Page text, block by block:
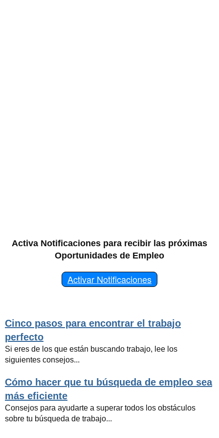
Activa Notificaciones para recibir las próximas
Oportunidades de Empleo
Activar Notificaciones
Cinco pasos para encontrar el trabajo
perfecto
Si eres de los que están buscando trabajo, lee los
siguientes consejos...
Cómo hacer que tu búsqueda de empleo sea
más eficiente
Consejos para ayudarte a superar todos los obstáculos
sobre tu búsqueda de trabajo...